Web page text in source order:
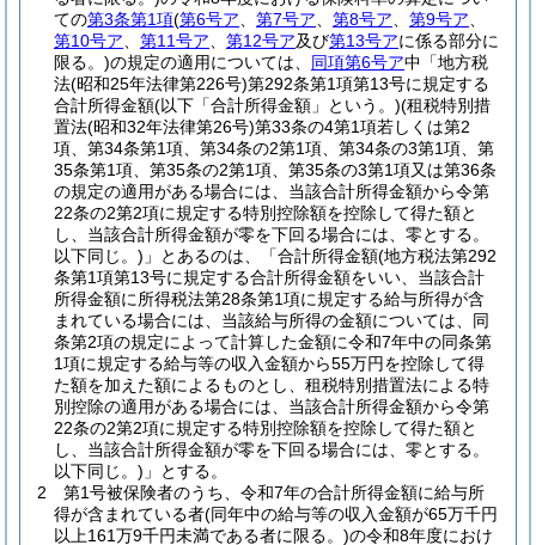
ての第3条第1項(第6号ア 第7号ア 第8号ア 第9号ア
第10号ア
第11号ア 第12号ア及び第13号アに係る部分に
限る。)の規定の適用については、 同項第6号ア中「地方税
法(昭和25年法律第226号)第292条第1項第13号に規定する
合計所得金額(以下「合計所得金額」という。)(租税特別措
置法(昭和32年法律第26号)第33条の4第1項若しくは第2
項、第34条第1項、第34条の2第1項、第34条の3第1項、第
35条第1項、第35条の2第1項、第35条の3第1項又は第36条
の規定の適用がある場合には、当該合計所得金額から令第
22条の2第2項に規定する特別控除額を控除して得た額と
し、当該合計所得金額が零を下回る場合には、零とする。
以下同じ。) 」とあるのは、「合計所得金額(地方税法第292
条第1項第13号に規定する合計所得金額をいい、当該合計
所得金額に所得税法第28条第1項に規定する給与所得が含
まれている場合には、当該給与所得の金額については、同
条第2項の規定によって計算した金額に令和7年中の同条第
1項に規定する給与等の収入金額から55万円を控除して得
た額を加えた額によるものとし、租税特別措置法による特
別控除の適用がある場合には、当該合計所得金額から令第
22条の2第2項に規定する特別控除額を控除して得た額と
し、当該合計所得金額が零を下回る場合には、零とする。
以下同じ。) 」とする。
2
第1号被保険者のうち、令和7年の合計所得金額に給与所
得が含まれている者(同年中の給与等の収入金額が65万千円
以上161万9千円未満である者に限る。)の令和8年度におけ